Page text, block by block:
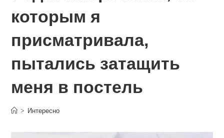
которым я
присматривала,
пытались затащить
меня в постель
> Интересно